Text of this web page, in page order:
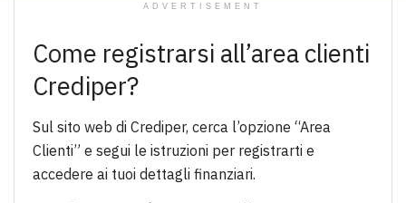
ADVERTISEMENT
Come registrarsi all’area clienti
Crediper?
Sul sito web di Crediper, cerca l’opzione “Area
Clienti” e segui le istruzioni per registrarti e
accedere ai tuoi dettagli finanziari.